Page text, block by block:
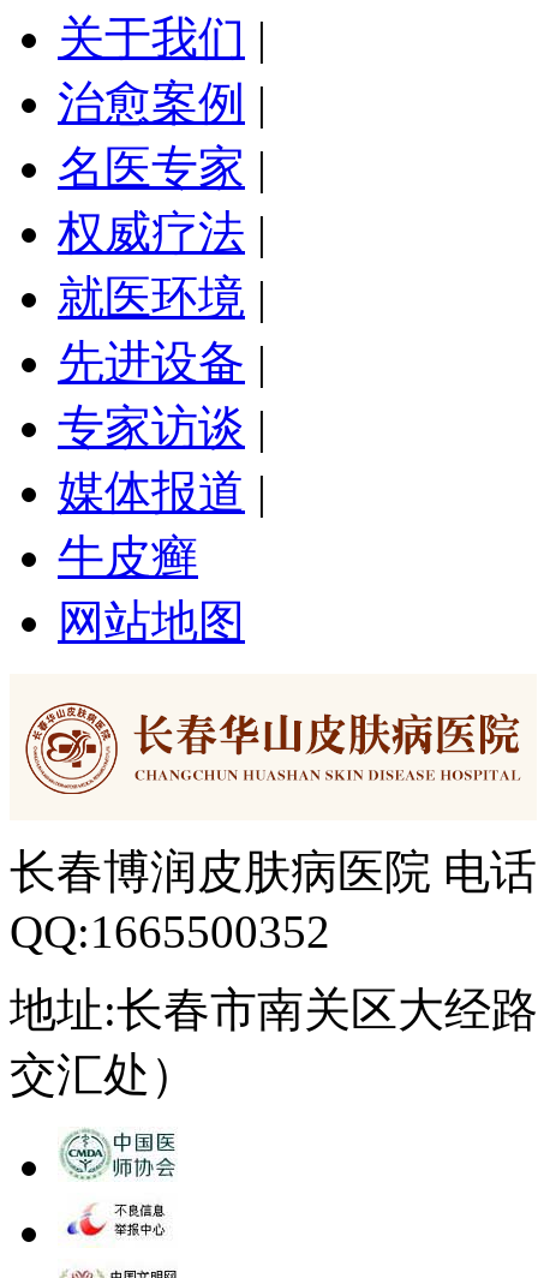
关于我们 |
治愈案例 |
名医专家 |
权威疗法 |
就医环境 |
先进设备 |
专家访谈 |
媒体报道 |
牛皮癣
网站地图
长春博润皮肤病医院 电
QQ:1665500352
地址:长春市南关区大经
交汇处）